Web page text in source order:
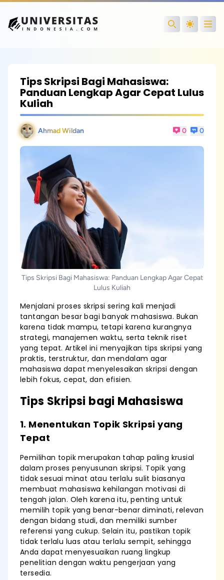
Search
Tips Skripsi Bagi Mahasiswa:
Panduan Lengkap Agar Cepat Lulus
Kuliah
Ahmad Wildan 0 0
Tips Skripsi Bagi Mahasiswa: Panduan Lengkap Agar Cepat
Lulus Kuliah
Menjalani proses skripsi sering kali menjadi
tantangan besar bagi banyak mahasiswa. Bukan
karena tidak mampu, tetapi karena kurangnya
strategi, manajemen waktu, serta teknik riset
yang tepat. Artikel ini menyajikan tips skripsi yang
praktis, terstruktur, dan mendalam agar
mahasiswa dapat menyelesaikan skripsi dengan
lebih fokus, cepat, dan efisien.
Tips Skripsi bagi Mahasiswa
1. Menentukan Topik Skripsi yang
Tepat
Pemilihan topik merupakan tahap paling krusial
dalam proses penyusunan skripsi. Topik yang
tidak sesuai minat atau terlalu sulit biasanya
membuat mahasiswa kehilangan motivasi di
tengah jalan. Oleh karena itu, penting untuk
memilih topik yang benar-benar diminati, relevan
dengan bidang studi, dan memiliki sumber
referensi yang cukup. Selain itu, pastikan topik
tidak terlalu luas atau terlalu sempit, sehingga
Anda dapat menyesuaikan ruang lingkup
penelitian dengan waktu pengerjaan yang
tersedia.